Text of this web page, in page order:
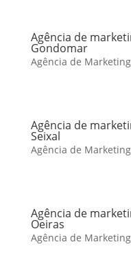
Agência de
Gondomar
Agência de
Agência de
Seixal
Agência de
Agência de
Oeiras
Agência de